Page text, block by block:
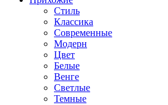
Стиль
Классика
Современные
Модерн
Цвет
Белые
Венге
Светлые
Темные